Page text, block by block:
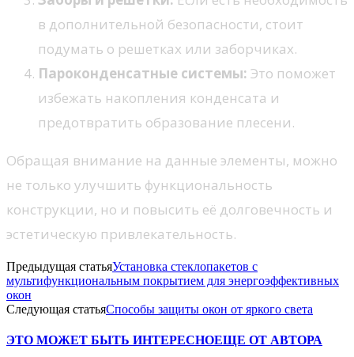
в дополнительной безопасности, стоит
подумать о решетках или заборчиках.
Пароконденсатные системы: Это поможет
избежать накопления конденсата и
предотвратить образование плесени.
Обращая внимание на данные элементы, можно
не только улучшить функциональность
конструкции, но и повысить её долговечность и
эстетическую привлекательность.
Предыдущая статьяУстановка стеклопакетов с
мультифункциональным покрытием для энергоэффективных
окон
Следующая статьяСпособы защиты окон от яркого света
ЭТО МОЖЕТ БЫТЬ ИНТЕРЕСНОЕЩЕ ОТ АВТОРА